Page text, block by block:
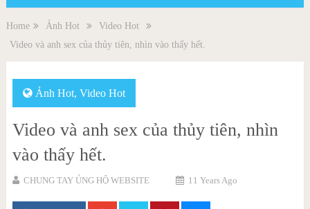
Home Ảnh Hot
Video Hot
Video và anh sex của thủy tiên, nhìn vào thấy hết.
Ảnh Hot, Video Hot
Video và anh sex của thủy tiên, nhìn
vào thấy hết.
CHUNG TAY ỦNG HỘ WEBSITE 11 Years Ago